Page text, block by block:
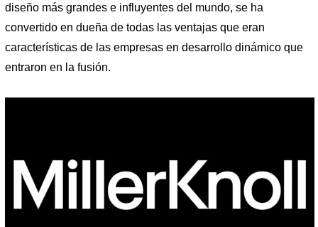
diseño más grandes e influyentes del mundo, se ha
convertido en dueña de todas las ventajas que eran
características de las empresas en desarrollo dinámico que
entraron en la fusión.